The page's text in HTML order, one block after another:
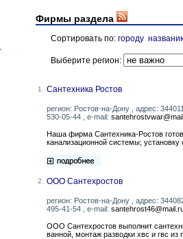
Фирмы раздела
Сортировать по: городу
Выберите регион:
1. Сантехника Ростов
регион: Ростов-на-Дону , адрес:
530-05-44 , e-mail:
Наша фирма Сантехника-Ростов
канализационной системы; установку
2. ООО Сантехростов
регион: Ростов-на-Дону , адрес:
495-41-54 , e-mail:
ООО Сантехростов выполнит
ванной, монтаж разводки хвс и гвс